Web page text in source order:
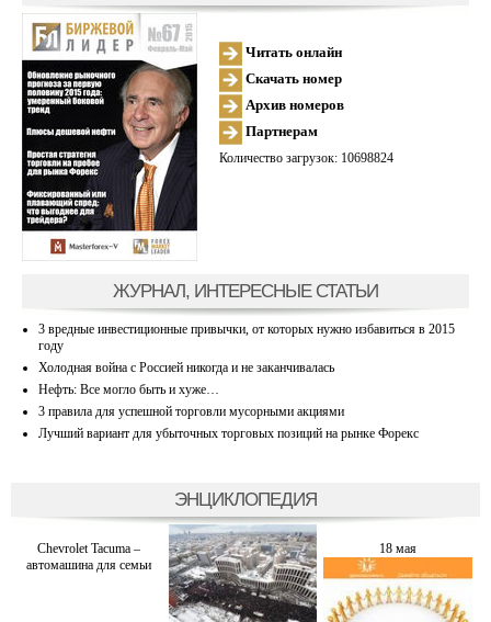
Читать онлайн
Скачать номер
Архив номеров
Партнерам
Количество загрузок: 10698824
ЖУРНАЛ, ИНТЕРЕСНЫЕ СТАТЬИ
3 вредные инвестиционные привычки, от которых нужно избавиться в 2015
году
Холодная война с Россией никогда и не заканчивалась
Нефть: Все могло быть и хуже…
3 правила для успешной торговли мусорными акциями
Лучший вариант для убыточных торговых позиций на рынке Форекс
ЭНЦИКЛОПЕДИЯ
Chevrolet Tacuma –
автомашина для семьи
18 мая